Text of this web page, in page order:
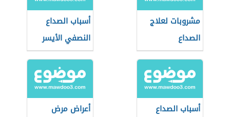
مشروبات لعلاج
الصداع
أسباب الصداع
النصفي الأيسر
أسباب الصداع
أعراض مرض